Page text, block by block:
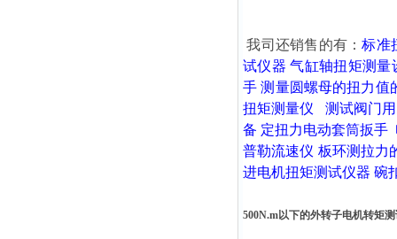
我司还销售的有：标准
试仪器 气缸轴扭矩测量
手 测量圆螺母的扭力值
扭矩测量仪
测试阀门
备 定扭力电动套筒扳手
普勒流速仪 板环测拉力
进电机扭矩测试仪器 碗
500N.m以下的外转子电机转矩